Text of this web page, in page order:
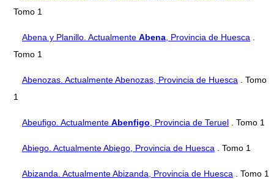
Tomo 1
Abena y Planillo. Actualmente Abena , Provincia de Huesca
Tomo 1
Abenozas. Actualmente Abenozas, Provincia de Huesca . Tomo
1
Abeufigo. Actualmente Abenfigo , Provincia de Teruel . Tomo 1
Abiego. Actualmente Abiego, Provincia de Huesca . Tomo 1
Abizanda. Actualmente Abizanda, Provincia de Huesca . Tomo 1